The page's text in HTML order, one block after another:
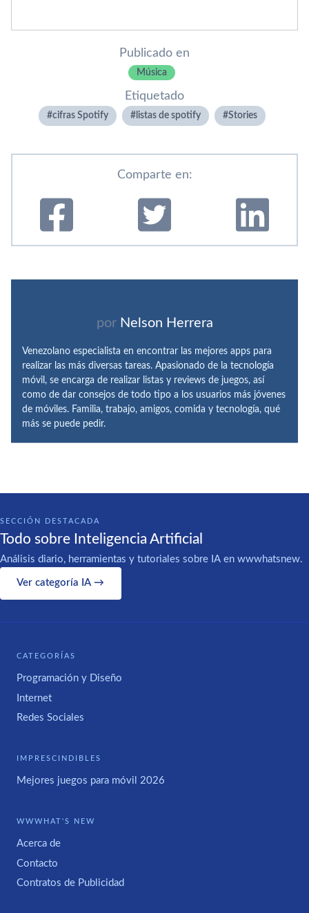
Publicado en
Música
Etiquetado
cifras Spotify listas de spotify Stories
Comparte en:
por Nelson Herrera
Venezolano especialista en encontrar las mejores apps para
realizar las más diversas tareas. Apasionado de la tecnología
móvil, se encarga de realizar listas y reviews de juegos, así
como de dar consejos de todo tipo a los usuarios más jóvenes
de móviles. Familia, trabajo, amigos, comida y tecnología, qué
más se puede pedir.
SECCIÓN DESTACADA
Todo sobre Inteligencia Artificial
Análisis diario, herramientas y tutoriales sobre IA en wwwhatsnew.
Ver categoría IA →
CATEGORÍAS
Programación y Diseño
Internet
Redes Sociales
IMPRESCINDIBLES
Mejores juegos para móvil 2026
WWWHAT'S NEW
Acerca de
Contacto
Contratos de Publicidad